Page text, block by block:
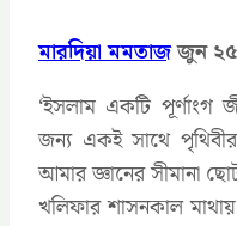
মারদিয়া মমতাজজুন
‘ইসলাম একটি পূর্ণাংগ
জন্য একই সাথে
আমার জ্ঞানের সীমানা
খলিফার শাসনকাল